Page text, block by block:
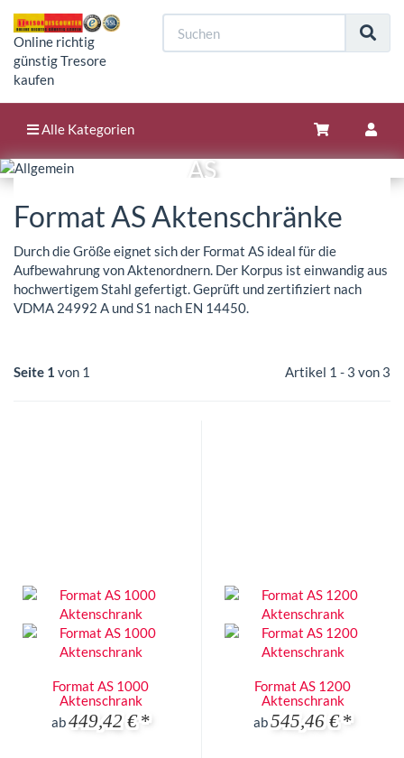
Online richtig
günstig Tresore
kaufen
Alle Kategorien
AS
Format AS Aktenschränke
Durch die Größe eignet sich der Format AS ideal für die
Aufbewahrung von Aktenordnern. Der Korpus ist einwandig aus
hochwertigem Stahl gefertigt. Geprüft und zertifiziert nach
VDMA 24992 A und S1 nach EN 14450.
Seite 1 von 1 Artikel 1 - 3 von 3
Format AS 1000
Aktenschrank
ab449,42 € *
Format AS 1200
Aktenschrank
ab545,46 € *